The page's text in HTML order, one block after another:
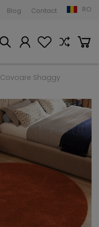
Blog Contact RO
Covoare Shaggy